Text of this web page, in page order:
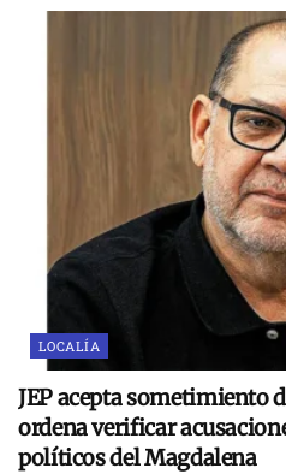
LOCALÍA
JEP acepta sometimiento
ordena verificar
políticos del Magdalena